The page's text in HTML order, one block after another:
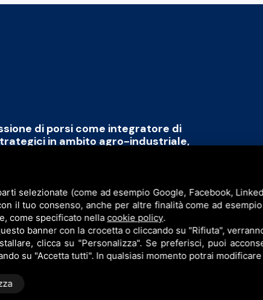
di porsi come integratore di
in ambito agro-industriale,
capace di formare il capitale umano
alla promozione di un modello
e tracciabile, replicabile a livello
al servizio dell’intera filiera agro-industriale
in forte sinergia con l’obiettivo di creare
altri stakeholder.
selezionate (come ad esempio Google, Facebook,
il tuo consenso, anche per altre finalità come ad
come specificato nella cookie policy.
banner con la crocetta o cliccando su "Rifiuta",
clicca su "Personalizza". Se preferisci, puoi
su "Accetta tutti". In qualsiasi momento potrai